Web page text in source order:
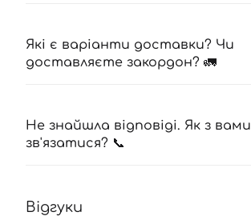
Які є варіанти доставки? Чи
доставляєте закордон? 🚛
Не знайшла відповіді. Як з вами
зв'язатися? 📞
Відгуки